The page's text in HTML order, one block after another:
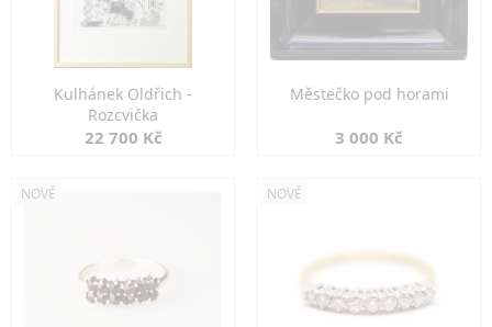
Kulhánek Oldřich -
Rozcvička
22 700 Kč
Městečko pod horami
3 000 Kč
NOVÉ NOVÉ